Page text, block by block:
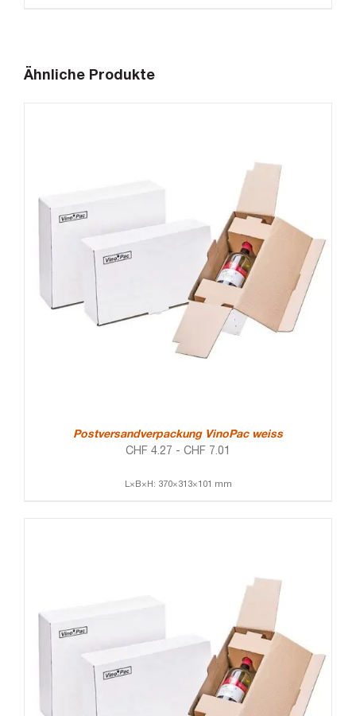
Ähnliche Produkte
Postversandverpackung VinoPac weiss
CHF 4.27 - CHF 7.01
L×B×H: 370×313×101 mm